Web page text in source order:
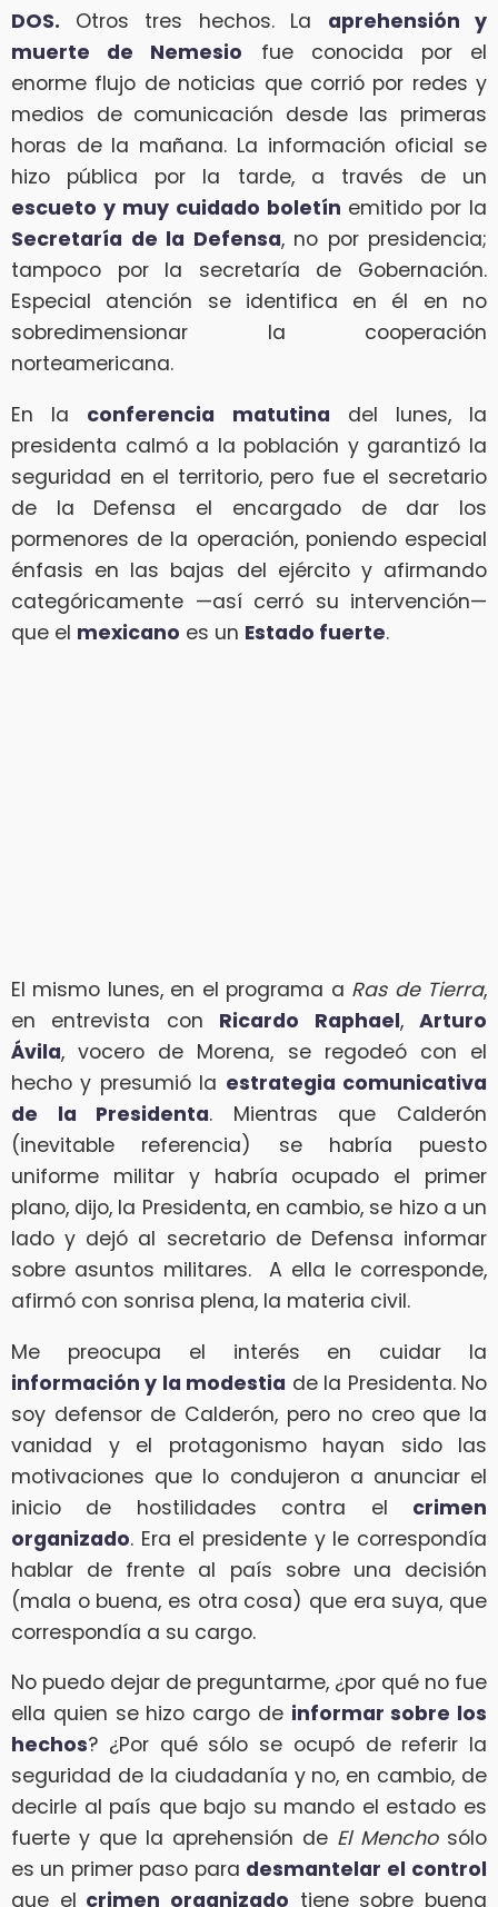
DOS. Otros tres hechos. La aprehensión y
muerte de Nemesio fue conocida por el
enorme flujo de noticias que corrió por redes y
medios de comunicación desde las primeras
horas de la mañana. La información oficial se
hizo pública por la tarde, a través de un
escueto y muy cuidado boletín emitido por la
Secretaría de la Defensa, no por presidencia;
tampoco por la secretaría de Gobernación.
Especial atención se identifica en él en no
sobredimensionar la cooperación
norteamericana.
En la conferencia matutina del lunes, la
presidenta calmó a la población y garantizó la
seguridad en el territorio, pero fue el secretario
de la Defensa el encargado de dar los
pormenores de la operación, poniendo especial
énfasis en las bajas del ejército y afirmando
categóricamente —así cerró su intervención—
que el mexicano es un Estado fuerte.
El mismo lunes, en el programa a Ras de Tierra,
en entrevista con Ricardo Raphael,Arturo
Ávila, vocero de Morena, se regodeó con el
hecho y presumió la estrategia comunicativa
de la Presidenta. Mientras que Calderón
(inevitable referencia) se habría puesto
uniforme militar y habría ocupado el primer
plano, dijo, la Presidenta, en cambio, se hizo a un
lado y dejó al secretario de Defensa informar
sobre asuntos militares. A ella le corresponde,
afirmó con sonrisa plena, la materia civil.
Me preocupa el interés en cuidar la
información y la modestia de la Presidenta. No
soy defensor de Calderón, pero no creo que la
vanidad y el protagonismo hayan sido las
motivaciones que lo condujeron a anunciar el
inicio de hostilidades contra el crimen
organizado. Era el presidente y le correspondía
hablar de frente al país sobre una decisión
(mala o buena, es otra cosa) que era suya, que
correspondía a su cargo.
No puedo dejar de preguntarme, ¿por qué no fue
ella quien se hizo cargo de informar sobre los
hechos? ¿Por qué sólo se ocupó de referir la
seguridad de la ciudadanía y no, en cambio, de
decirle al país que bajo su mando el estado es
fuerte y que la aprehensión de El Menchosólo
es un primer paso para desmantelar el control
que el crimen organizado tiene sobre buena